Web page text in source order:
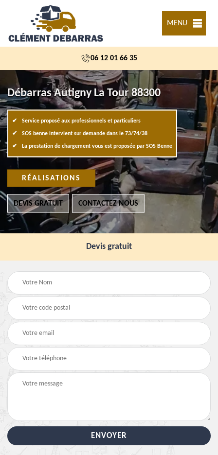
MENU
06 12 01 66 35
Débarras Autigny La Tour 88300
Service proposé aux professionnels et particuliers
SOS benne intervient sur demande dans le 73/74/38
La prestation de chargement vous est proposée par SOS Benne
RÉALISATIONS
DEVIS GRATUIT CONTACTEZ NOUS
Devis gratuit